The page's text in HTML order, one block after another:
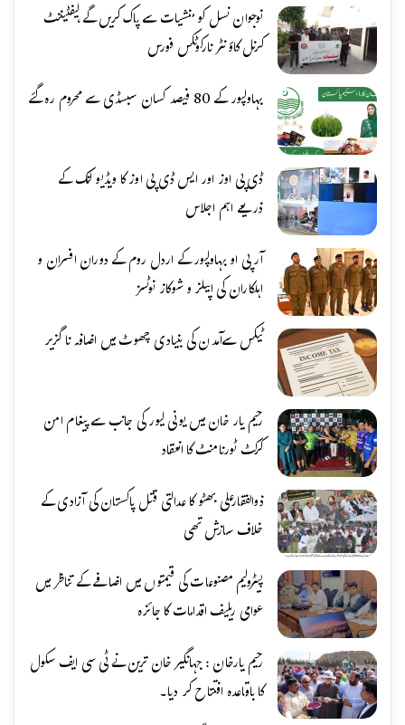
نوجوان نسل کو منشیات سے پاک کریں گے،لیفٹیننٹ
کرنل کاؤنٹر نارکوٹکس فورس
بہاولپور کے 80 فیصد کسان سبسڈی سے محروم رہ گئے
ڈی پی اوز اور ایس ڈی پی اوز کا ویڈیو لنک کے
ذریعے اہم اجلاس
آر پی او بہاولپور کے اردل روم کے دوران افسران و
اہلکاران کی اپیلز و شوکاز نوٹسز
ٹیکس سےآمدن کی بنیادی چھوٹ میں اضافہ نا گزیر
رحیم یار خان میں یونی لیور کی جانب سے پیغام امن
کرکٹ ٹورنامنٹ کا انعقاد
ذوالفقارعلی بھٹو کا عدالتی قتل پاکستان کی آزادی کے
خلاف سازش تھی
پیٹرولیم مصنوعات کی قیمتوں میں اضافے کے تناظر میں
عوامی ریلیف اقدامات کا جائزہ
رحیم یارخان : جہانگیر خان ترین نے ٹی سی ایف سکول
کا باقاعدہ افتتاح کر دیا۔